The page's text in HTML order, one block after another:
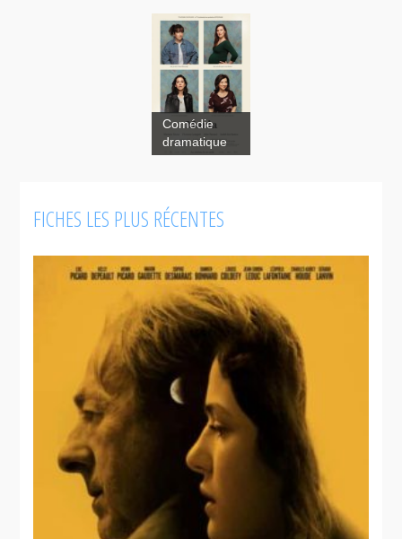
Comédie
dramatique
FICHES LES PLUS RÉCENTES